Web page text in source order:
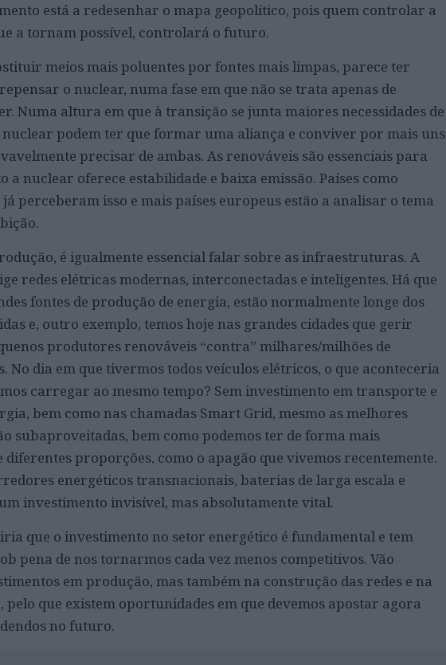
está a redesenhar o mapa geopolítico, pois quem controlar a
a tornam possível, controlará o futuro.
meios mais poluentes por fontes mais limpas, parece ter
o nuclear, numa fase em que não se trata apenas de
Numa altura em que à transição se junta maiores necessidades de
podem ter que formar uma aliança e conviver por mais uns
precisar de ambas. As renováveis são essenciais para
a nuclear oferece estabilidade e baixa emissão. Países como
já perceberam isso e mais países europeus estão a analisar o tema
é igualmente essencial falar sobre as infraestruturas. A
redes elétricas modernas, interconectadas e inteligentes. Há que
fontes de produção de energia, estão normalmente longe dos
e, outro exemplo, temos hoje nas grandes cidades que gerir
produtores renováveis “contra” milhares/milhões de
No dia em que tivermos todos veículos elétricos, o que aconteceria
carregar ao mesmo tempo? Sem investimento em transporte e
bem como nas chamadas Smart Grid, mesmo as melhores
subaproveitadas, bem como podemos ter de forma mais
proporções, como o apagão que vivemos recentemente.
energéticos transnacionais, baterias de larga escala e
investimento invisível, mas absolutamente vital.
que o investimento no setor energético é fundamental e tem
pena de nos tornarmos cada vez menos competitivos. Vão
em produção, mas também na construção das redes e na
pelo que existem oportunidades em que devemos apostar agora
no futuro.